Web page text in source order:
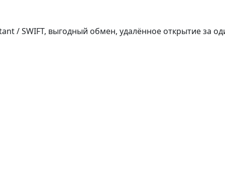
/ SWIFT, выгодный обмен, удалённое открытие за